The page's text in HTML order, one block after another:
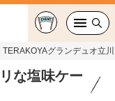
TERAKOYAグランデュオ立
な塩味ケー